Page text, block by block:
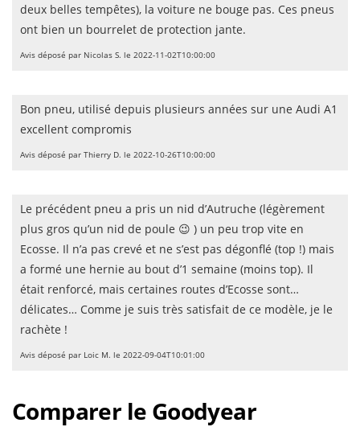
deux belles tempêtes), la voiture ne bouge pas. Ces pneus
ont bien un bourrelet de protection jante.
Avis déposé par Nicolas S. le 2022-11-02T10:00:00
Bon pneu, utilisé depuis plusieurs années sur une Audi A1
excellent compromis
Avis déposé par Thierry D. le 2022-10-26T10:00:00
Le précédent pneu a pris un nid d’Autruche (légèrement
plus gros qu’un nid de poule 😉 ) un peu trop vite en
Ecosse. Il n’a pas crevé et ne s’est pas dégonflé (top !) mais
a formé une hernie au bout d’1 semaine (moins top). Il
était renforcé, mais certaines routes d’Ecosse sont…
délicates… Comme je suis très satisfait de ce modèle, je le
rachète !
Avis déposé par Loic M. le 2022-09-04T10:01:00
Comparer le Goodyear